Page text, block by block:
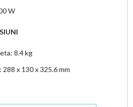
W
8.4 kg
288 x 130 x 325.6 mm